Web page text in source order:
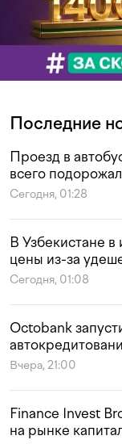
Последние
Проезд в
всего
Сегодня, 01:28
В Узбекистане
цены из-за
Сегодня, 01:08
Octobank
Вчера, 21:00
Finance Invest
на рынке